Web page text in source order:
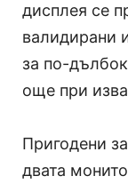
дисплея се
валидирани
за по-
още при
Пригодени
двата